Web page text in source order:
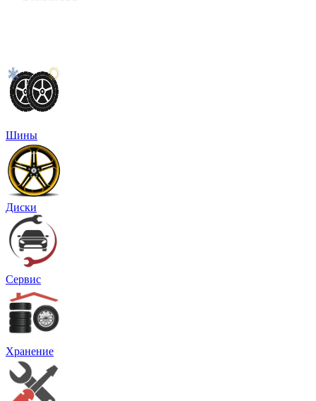
Шины
Диски
Сервис
Хранение